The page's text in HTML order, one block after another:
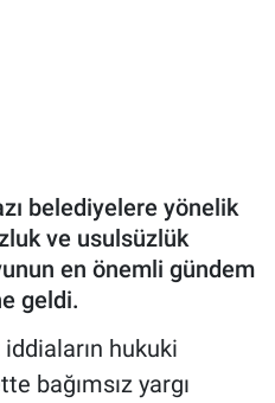
belediyelere yönelik
ve usulsüzlük
en önemli gündem
geldi.
hukuki
bağımsız yargı